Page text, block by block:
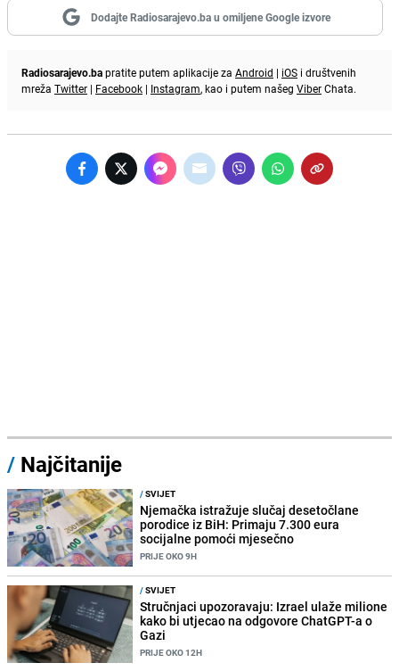
Dodajte Radiosarajevo.ba u omiljene Google izvore
Radiosarajevo.bapratite putem aplikacije za Android | iOS i društvenih
mreža Twitter | Facebook | Instagram, kao i putem našeg ViberChata.
/ Najčitanije
/SVIJET
Njemačka istražuje slučaj desetočlane
porodice iz BiH: Primaju 7.300 eura
socijalne pomoći mjesečno
PRIJE OKO 9H
/SVIJET
Stručnjaci upozoravaju: Izrael ulaže milione
kako bi utjecao na odgovore ChatGPT-a o
Gazi
PRIJE OKO 12H